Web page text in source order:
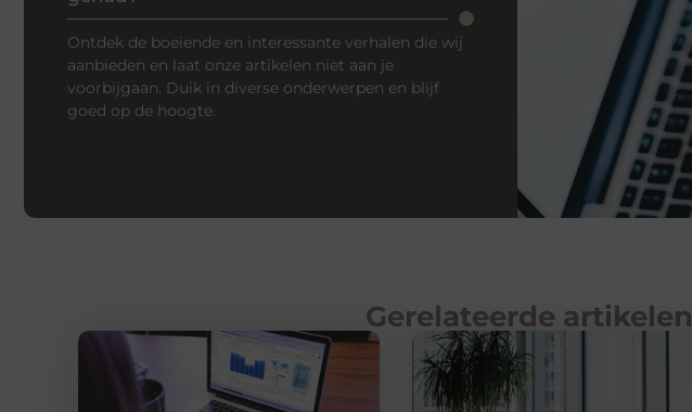
Ontdek de boeiende en interessante verhalen die wij
aanbieden en laat onze artikelen niet aan je
voorbijgaan. Duik in diverse onderwerpen en blijf
goed op de hoogte.
Gerelateerde artikelen